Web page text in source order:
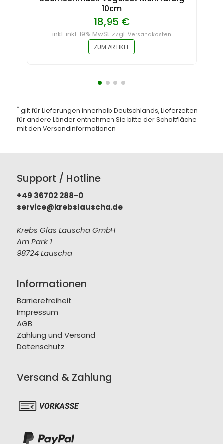
10cm
18,95 €
inkl. inkl. 19% MwSt. zzgl. Versandkosten
ZUM ARTIKEL
*gilt für Lieferungen innerhalb Deutschlands, Lieferzeiten
für andere Länder entnehmen Sie bitte der Schaltfläche
mit den Versandinformationen
Support / Hotline
+49 36702 288-0
service@krebslauscha.de
Krebs Glas Lauscha GmbH
Am Park 1
98724 Lauscha
Informationen
Barrierefreiheit
Impressum
AGB
Zahlung und Versand
Datenschutz
Versand & Zahlung